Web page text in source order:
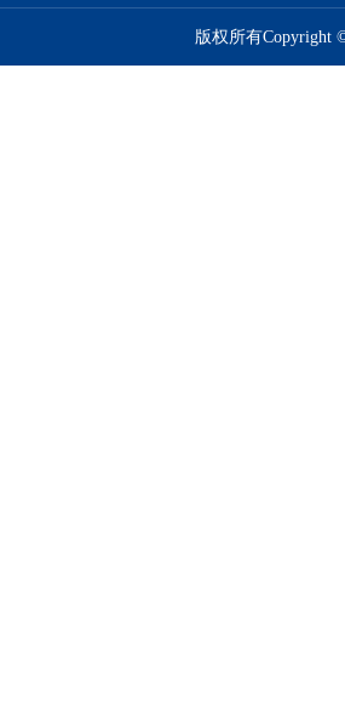
版权所有